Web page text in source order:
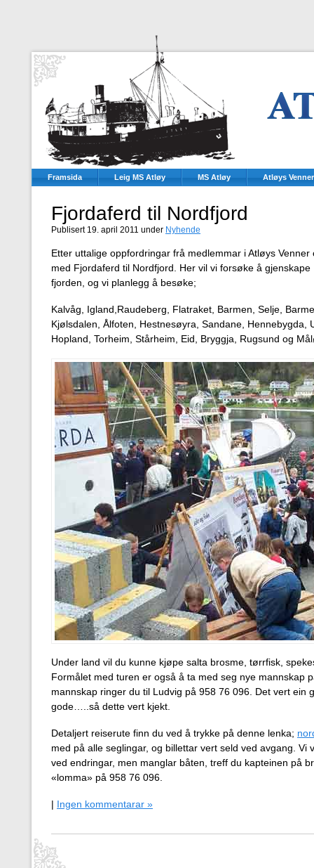
Framsida Leig MS Atløy MS Atløy Atløys Venner
Fjordaferd til Nordfjord
Publisert 19. april 2011 under Nyhende
Etter uttalige oppfordringar frå medlemmar i Atløys
med Fjordaferd til Nordfjord. Her vil vi forsøke å
fjorden, og vi planlegg å besøke;
Kalvåg, Igland,Raudeberg, Flatraket, Barmen, Selje,
Kjølsdalen, Ålfoten, Hestnesøyra, Sandane, Hennebygda,
Hopland, Torheim, Stårheim, Eid, Bryggja, Rugsund og
Under land vil du kunne kjøpe salta brosme, tørrfisk,
Formålet med turen er også å ta med seg nye mannskap
mannskap ringer du til Ludvig på 958 76 096. Det vert ein
gode…..så dette vert kjekt.
Detaljert reiserute finn du ved å trykke på denne lenka;
med på alle seglingar, og billettar vert seld ved avgang.
ved endringar, men manglar båten, treff du kapteinen på
«lomma» på 958 76 096.
| Ingen kommentarar »